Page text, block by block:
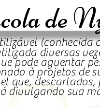
de
(conhecida
diversas
pode aguentar
à projetos de
que,
divulgando sua